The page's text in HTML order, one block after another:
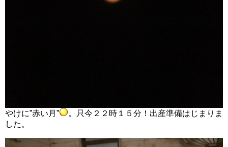
やけに”赤い月”
。只今２２時１５分！出産準備はじまりま
した。